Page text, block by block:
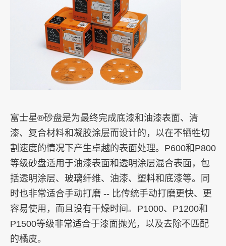
富士星®砂盘是为最终完成底漆和油漆表面、清
漆、复合材料和凝胶涂层而设计的，以在不牺牲切
割速度的情况下产生卓越的表面处理。P600和P800
等级砂盘适用于油漆表面和透明涂层混合表面，包
括透明涂层、玻璃纤维、油漆、塑料和底漆等。同
时也非常适合手动打磨 -- 比传统手动打磨更快、更
容易使用，而且没有干燥时间。P1000、P1200和
P1500等级非常适合于漆面抛光，以及去除不匹配
的橘皮。